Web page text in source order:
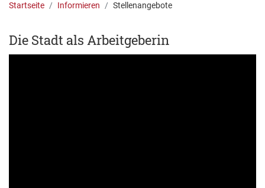
Startseite Informieren Stellenangebote
Die Stadt als Arbeitgeberin